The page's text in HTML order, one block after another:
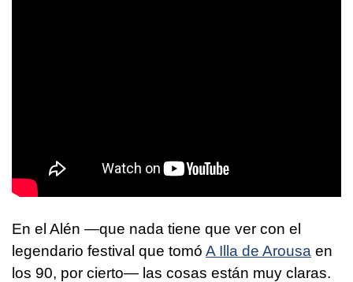
En el Alén —que nada tiene que ver con el
legendario festival que tomó A Illa de Arousa en
los 90, por cierto— las cosas están muy claras.